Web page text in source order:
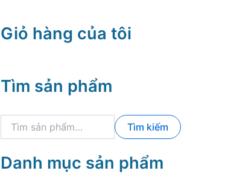
Giỏ hàng của tôi
Tìm sản phẩm
k
Tìm kiếm
Danh mục sản phẩm